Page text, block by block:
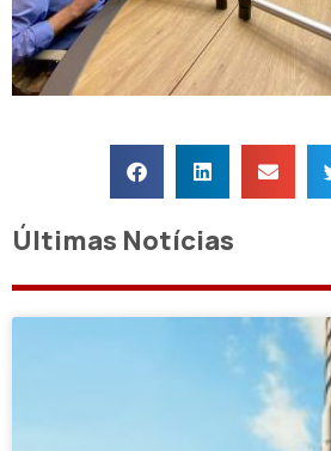
Últimas Notícias